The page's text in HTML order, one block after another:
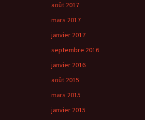
août 2017
mars 2017
janvier 2017
septembre 2016
janvier 2016
août 2015
mars 2015
janvier 2015